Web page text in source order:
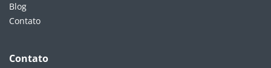
Blog
Contato
Contato